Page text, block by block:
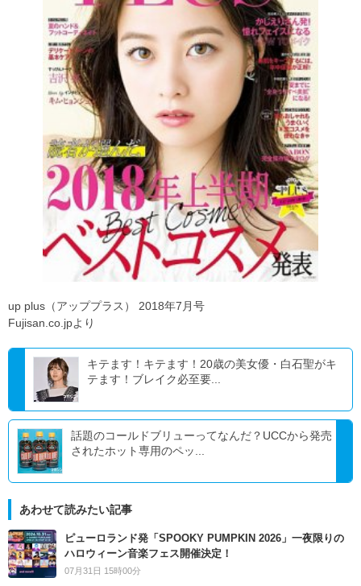
up plus（アッププラス） 2018年7月号
Fujisan.co.jpより
キテます！キテます！20歳の美女優・白石聖がキ
テます！ブレイク必至要...
話題のコールドブリューってなんだ？UCCから発売
されたホット専用のペッ...
あわせて読みたい記事
ピューロランド発「SPOOKY PUMPKIN 2026」一夜限りの
ハロウィーン音楽フェス開催決定！
07月31日 15時00分